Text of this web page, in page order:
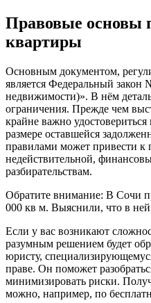
Правовые основы
квартиры
Основным документом,
является Федеральный
недвижимости)». В нём
ограничения. Прежде чем
крайне важно удостовериться
размере оставшейся
правилами может привести к
недействительной,
разбирательствам.
Обратите внимание: В Сочи
000 кв м. Выяснили, что в ней
Если у вас возникают
разумным решением будет
юристу,
праве. Он поможет
минимизировать риски.
можно, например, по